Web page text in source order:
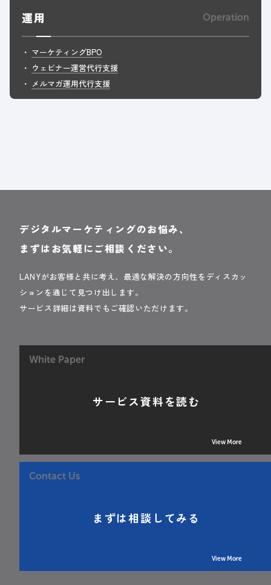
運用 Operation
マーケティングBPO
ウェビナー運営代行支援
メルマガ運用代行支援
デジタルマーケティングのお悩み、
まずはお気軽にご相談ください。
LANYがお客様と共に考え、最適な解決の方向性をディスカッ
ションを通じて見つけ出します。
サービス詳細は資料でもご確認いただけます。
White Paper
サービス資料を読む
View More
Contact Us
まずは相談してみる
View More